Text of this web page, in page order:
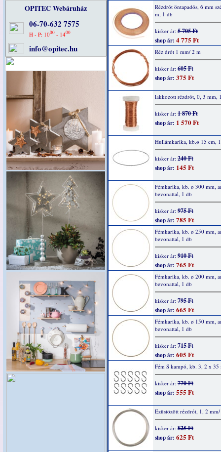
OPITEC Webáruház
06-70-632 7575
H - P: 1000- 1400
info@opitec.hu
Rézdrót öntapadós, 6 mm
m, 1 db
kisker ár: 5 705 Ft
shop ár: 4 775 Ft
Réz drót 1 mm/ 2 m
kisker ár: 605 Ft
shop ár: 375 Ft
lakkozott rézdrót, 0, 3 mm,
kisker ár: 1 870 Ft
shop ár: 1 570 Ft
Hullámkarika, kb.ø 15 cm,
kisker ár: 240 Ft
shop ár: 145 Ft
Fémkarika, kb. ø 300 mm,
bevonattal, 1 db
kisker ár: 975 Ft
shop ár: 785 Ft
Fémkarika, kb. ø 250 mm,
bevonattal, 1 db
kisker ár: 910 Ft
shop ár: 765 Ft
Fémkarika, kb. ø 200 mm,
bevonattal, 1 db
kisker ár: 795 Ft
shop ár: 665 Ft
Fémkarika, kb. ø 150 mm,
bevonattal, 1 db
kisker ár: 715 Ft
shop ár: 605 Ft
Fém S kampó, kb. 3, 2 x 35
kisker ár: 770 Ft
shop ár: 555 Ft
Ezüstözött rézdrót, 1, 2
kisker ár: 825 Ft
shop ár: 625 Ft